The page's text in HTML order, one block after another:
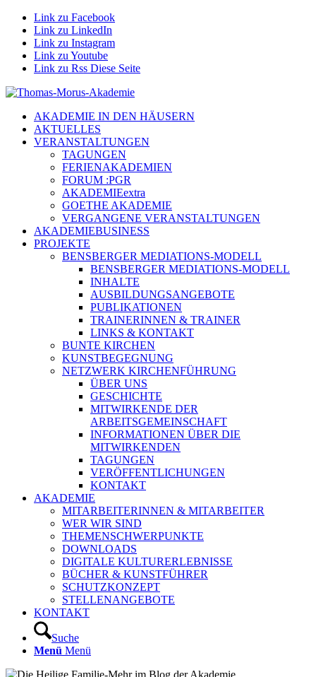
Link zu Facebook
Link zu LinkedIn
Link zu Instagram
Link zu Youtube
Link zu Rss Diese Seite
AKADEMIE IN DEN HÄUSERN
AKTUELLES
VERANSTALTUNGEN
TAGUNGEN
FERIENAKADEMIEN
FORUM :PGR
AKADEMIEextra
GOETHE AKADEMIE
VERGANGENE VERANSTALTUNGEN
AKADEMIEBUSINESS
PROJEKTE
BENSBERGER MEDIATIONS-MODELL
BENSBERGER MEDIATIONS-MODELL
INHALTE
AUSBILDUNGSANGEBOTE
PUBLIKATIONEN
TRAINERINNEN & TRAINER
LINKS & KONTAKT
BUNTE KIRCHEN
KUNSTBEGEGNUNG
NETZWERK KIRCHENFÜHRUNG
ÜBER UNS
GESCHICHTE
MITWIRKENDE DER
ARBEITSGEMEINSCHAFT
INFORMATIONEN ÜBER DIE
MITWIRKENDEN
TAGUNGEN
VERÖFFENTLICHUNGEN
KONTAKT
AKADEMIE
MITARBEITERINNEN & MITARBEITER
WER WIR SIND
THEMENSCHWERPUNKTE
DOWNLOADS
DIGITALE KULTURERLEBNISSE
BÜCHER & KUNSTFÜHRER
SCHUTZKONZEPT
STELLENANGEBOTE
KONTAKT
Suche
Menü Menü